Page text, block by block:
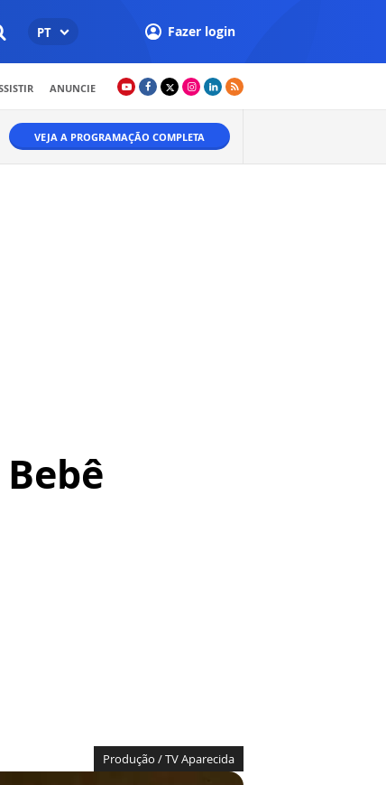
PT Fazer login
ANUNCIE
VEJA A PROGRAMAÇÃO COMPLETA
Produção / TV Aparecida